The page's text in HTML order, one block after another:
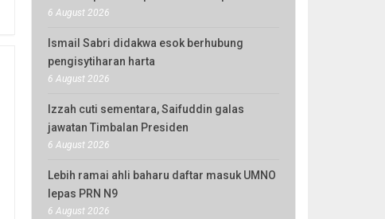
6 August 2026
Ismail Sabri didakwa esok berhubung
pengisytiharan harta
6 August 2026
Izzah cuti sementara, Saifuddin galas
jawatan Timbalan Presiden
6 August 2026
Lebih ramai ahli baharu daftar masuk UMNO
lepas PRN N9
6 August 2026